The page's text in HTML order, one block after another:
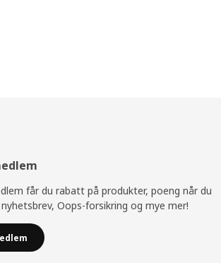
får du rabatt på produkter, poeng når du
Oops-forsikring og mye mer!